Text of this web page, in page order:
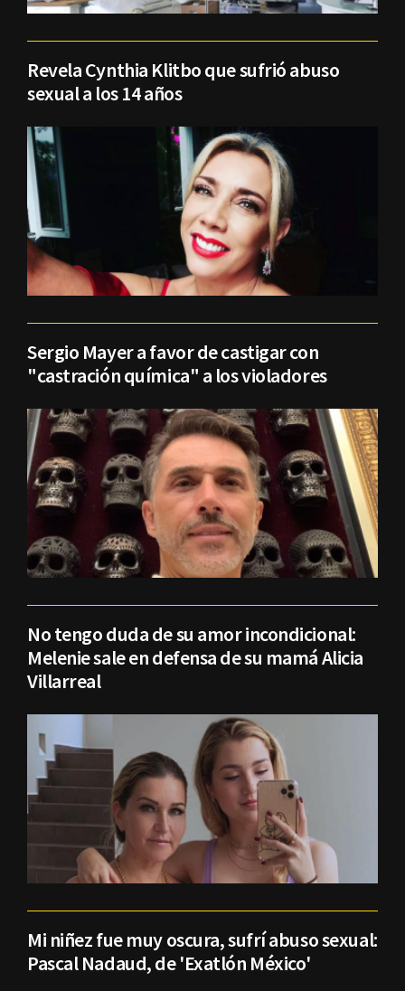
Revela Cynthia Klitbo que sufrió abuso
sexual a los 14 años
Sergio Mayer a favor de castigar con
"castración química" a los violadores
No tengo duda de su amor incondicional:
Melenie sale en defensa de su mamá Alicia
Villarreal
Mi niñez fue muy oscura, sufrí abuso sexual:
Pascal Nadaud, de 'Exatlón México'